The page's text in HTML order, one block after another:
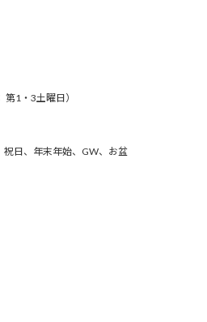
1・3土曜日）
日、年末年始、GW、お盆